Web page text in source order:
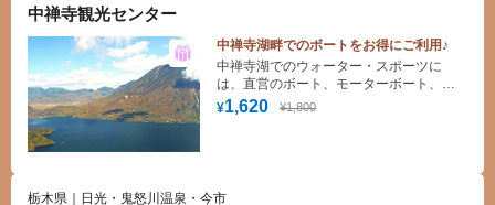
中禅寺観光センター
中禅寺湖畔でのボートをお得にご利用♪
¥1,620 ¥1,800
中禅寺湖でのウォーター・スポーツに
は、直営のボート、モーターボート、ロ
マンス・ボート、10人乗りの快速モータ
ーボートなどを利用することができま
栃木県｜日光・鬼怒川温泉・今市